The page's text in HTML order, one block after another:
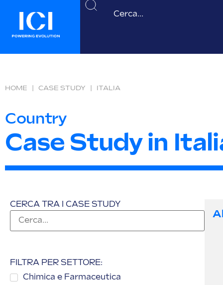
HOME CASE STUDY ITALIA
Country
Case Study in
CERCA TRA I CASE STUDY
FILTRA PER SETTORE:
Chimica e Farmaceutica